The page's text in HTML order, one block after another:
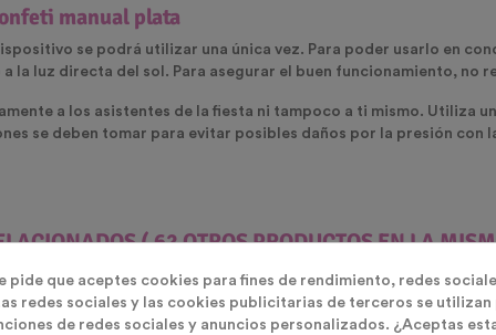
manual plata
se podrá utilizar una única vez. Para poder usarlo en
la luz directa del sol. Para asegurar el buen funcionamiento, no
a los asistentes de la fiesta ni tampoco a ti mismo. Utiliza
se deben tomar para evitar posibles daños por la presión con
( 62 OTROS PRODUCTOS EN LA
pide que aceptes cookies para fines de rendimiento, redes
redes sociales y las cookies publicitarias de terceros se utilizan
de redes sociales y anuncios personalizados. ¿Aceptas